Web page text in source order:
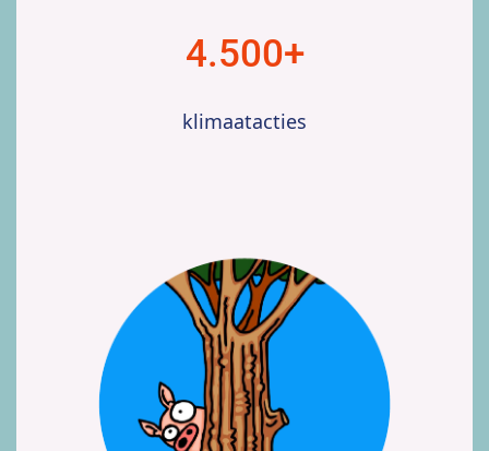
4.500+
klimaatacties